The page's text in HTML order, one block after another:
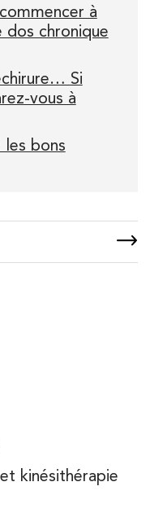
à
chronique
Si
vous à
les bons
kinésithérapie